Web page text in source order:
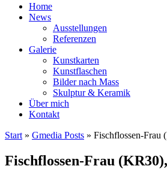
Zum
Inhalt
Home
News
Ausstellungen
Referenzen
Galerie
Kunstkarten
Kunstflaschen
Bilder nach Mass
Skulptur & Keramik
Über mich
Kontakt
Start » Gmedia Posts » Fischflossen-Frau
Fischflossen-Frau